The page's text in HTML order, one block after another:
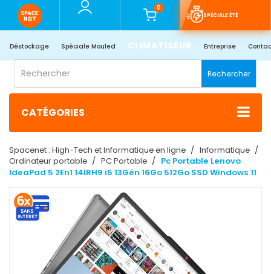
0
SPÉCIALE ÉTÉ
Déstockage Spéciale Mouled CLIMATISEUR Entreprise
Rechercher
CATÉGORIES
Spacenet : High-Tech et Informatique en ligne
Informatique
Ordinateur portable
PC Portable
Pc Portable Lenovo
IdeaPad 5 2En1 14IRH9 i5 13Gén 16Go 512Go SSD Windows 11